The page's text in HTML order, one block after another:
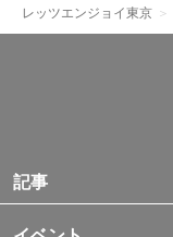
レッツエンジョイ東京
記事